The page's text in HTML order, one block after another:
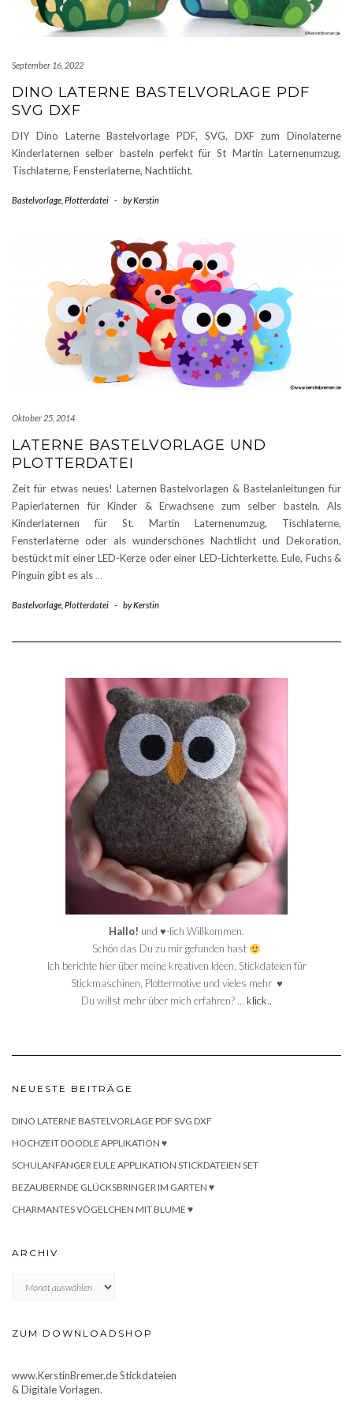
September 16, 2022
DINO LATERNE BASTELVORLAGE PDF
SVG DXF
DIY Dino Laterne Bastelvorlage PDF, SVG, DXF zum Dinolaterne
Kinderlaternen selber basteln perfekt für St Martin Laternenumzug,
Tischlaterne, Fensterlaterne, Nachtlicht.
Bastelvorlage Plotterdatei - byKerstin
Oktober 25, 2014
LATERNE BASTELVORLAGE UND
PLOTTERDATEI
Zeit für etwas neues! Laternen Bastelvorlagen & Bastelanleitungen für
Papierlaternen für Kinder & Erwachsene zum selber basteln. Als
Kinderlaternen für St. Martin Laternenumzug, Tischlaterne,
Fensterlaterne oder als wunderschönes Nachtlicht und Dekoration,
bestückt mit einer LED-Kerze oder einer LED-Lichterkette. Eule, Fuchs &
Pinguin gibt es als…
Bastelvorlage Plotterdatei - byKerstin
Hallo! und ♥-lich Willkommen.
Schön das Du zu mir gefunden hast
Ich berichte hier über meine kreativen Ideen, Stickdateien für
Stickmaschinen, Plottermotive und vieles mehr ♥
Du willst mehr über mich erfahren? … klick..
NEUESTE BEITRÄGE
DINO LATERNE BASTELVORLAGE PDF SVG DXF
HOCHZEIT DOODLE APPLIKATION ♥
SCHULANFÄNGER EULE APPLIKATION STICKDATEIEN SET
BEZAUBERNDE GLÜCKSBRINGER IM GARTEN ♥
CHARMANTES VÖGELCHEN MIT BLUME ♥
ARCHIV
ZUM DOWNLOADSHOP
www.KerstinBremer.de Stickdateien
& Digitale Vorlagen.